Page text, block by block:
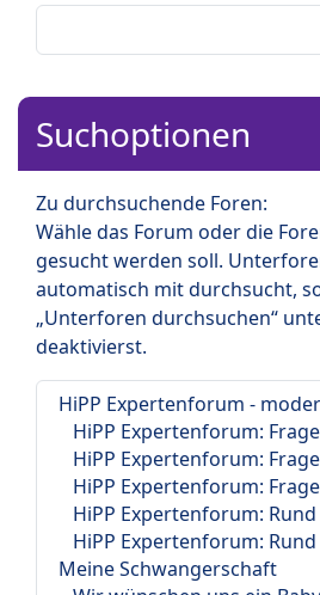
Suchoptionen
Zu durchsuchende Foren:
Wähle das Forum oder die
gesucht werden soll.
automatisch mit durchsucht,
„Unterforen durchsuchen“
deaktivierst.